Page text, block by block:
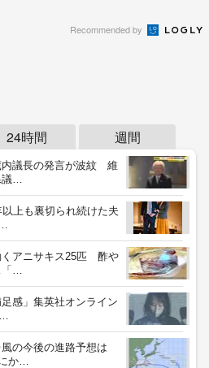
Recommended by
24時間 週間
内議長の発言が波紋 維
…
上も裏切られ続けた夫
くアニサキス25匹 酢や
…
足感」集英社オンライン
風の今後の進路予想は
か…